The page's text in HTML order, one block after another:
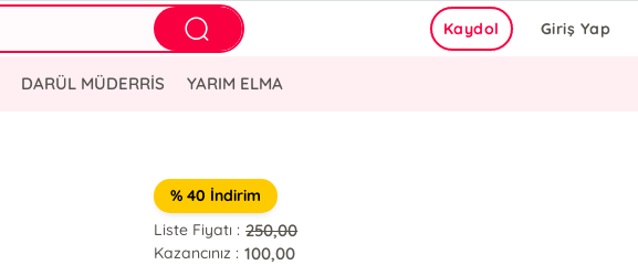
Giriş Yap
Kaydol
DARÜL MÜDERRİS YARIM ELMA
% 40 İndirim
Liste Fiyatı : 250,00
Kazancınız : 100,00